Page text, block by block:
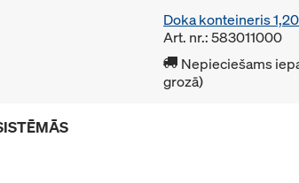
Doka konteineris
Art. nr.: 583011000
Nepieciešams
grozā)